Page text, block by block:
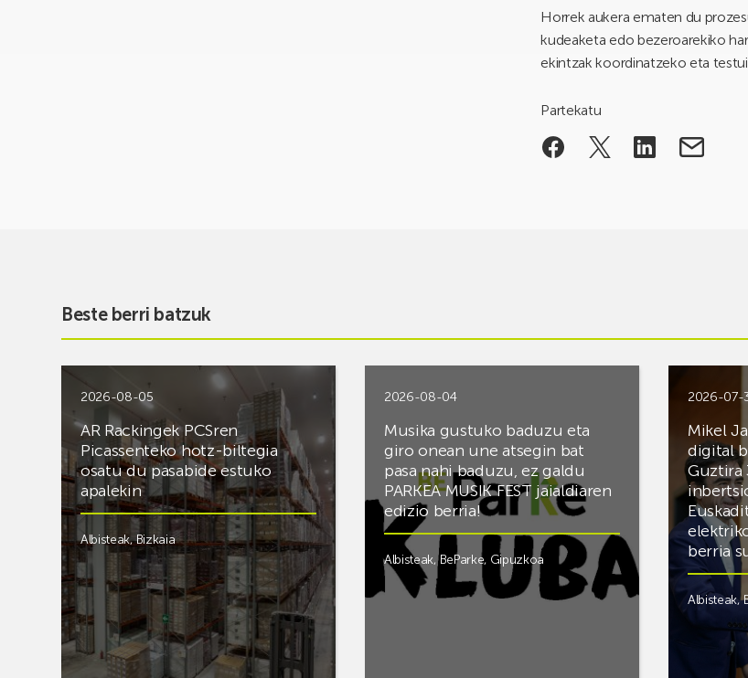
Horrek aukera ematen du
kudeaketa edo bezeroarekiko
ekintzak koordinatzeko eta
Partekatu
Beste berri batzuk
2026-08-05
AR Rackingek PCSren
Picassenteko hotz-biltegia
osatu du pasabide estuko
apalekin
Albisteak,Bizkaia
2026-08-04
Musika gustuko baduzu eta
giro onean une atsegin bat
pasa nahi baduzu, ez galdu
PARKEA MUSIK FEST jaialdiaren
edizio berria!
Albisteak,BeParke, Gipuzkoa
2026-07-
Mikel
digital
Guztira
berria
Albisteak,